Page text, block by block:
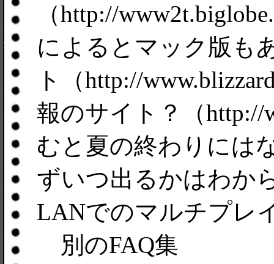
（http://
によるとマック版も
ト（http://
報のサイト？（http://
むと夏の終わりには
ずいつ出るかはわか
LANでのマルチプレ
別のFAQ集